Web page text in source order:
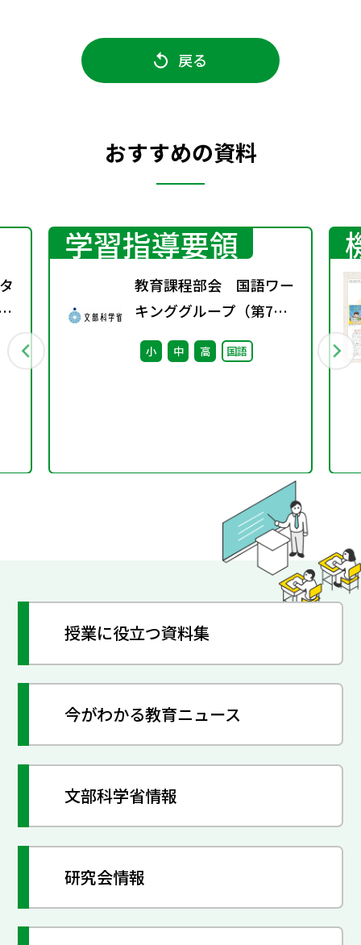
戻る
おすすめの資料
学習指導要領
教育課程部会 国語ワー
キンググループ（第7
回） 配付資料
小 中 高 国語
授業に役立つ資料集
今がわかる教育ニュース
文部科学省情報
研究会情報